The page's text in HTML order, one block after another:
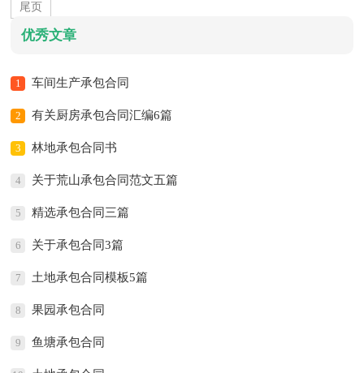
尾页
优秀文章
1 车间生产承包合同
2 有关厨房承包合同汇编6篇
3 林地承包合同书
4 关于荒山承包合同范文五篇
5 精选承包合同三篇
6 关于承包合同3篇
7 土地承包合同模板5篇
8 果园承包合同
9 鱼塘承包合同